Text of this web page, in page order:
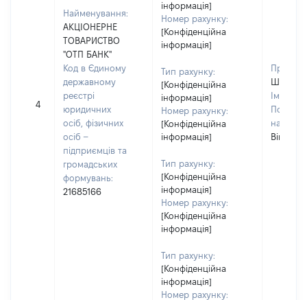
4
Найменування:
АКЦІОНЕРНЕ
ТОВАРИСТВО
"ОТП БАНК"
Код в Єдиному
державному
реєстрі
юридичних
осіб, фізичних
осіб –
підприємців та
громадських
формувань:
21685166
інформація]
Номер рахунку:
[Конфіденційна
інформація]
Тип рахунку:
[Конфіденційна
інформація]
Номер рахунку:
[Конфіденційна
інформація]
Тип рахунку:
[Конфіденційна
інформація]
Номер рахунку:
[Конфіденційна
інформація]
Тип рахунку:
[Конфіденційна
інформація]
Номер рахунку:
Ім'я:
По